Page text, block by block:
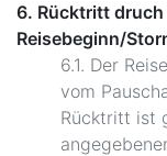
6. Rücktritt druch
Reisebeginn/
6.1. Der
vom
Rücktritt ist